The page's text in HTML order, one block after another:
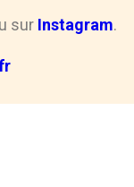
sur Instagram.